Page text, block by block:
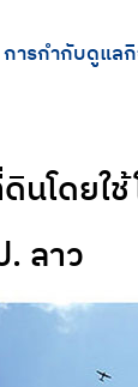
การกำกับดูแล
โดยใ
ลาว